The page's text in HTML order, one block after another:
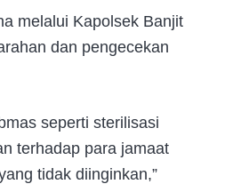
melalui Kapolsek Banjit
dan pengecekan
seperti sterilisasi
terhadap para jamaat
tidak diinginkan,”